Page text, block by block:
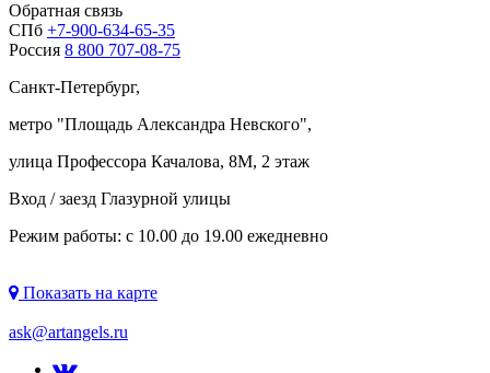
Обратная связь
СПб +7-900-634-65-35
Россия 8 800 707-08-75
Санкт-Петербург,
метро "Площадь Александра Невского",
улица Профессора Качалова, 8М, 2 этаж
Вход / заезд Глазурной улицы
Режим работы: с 10.00 до 19.00 ежедневно
Показать на карте
ask@artangels.ru